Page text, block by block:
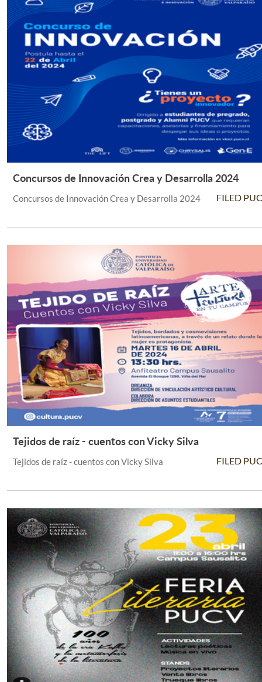
Leer Más +
Concursos de Innovación Crea y Desarrolla 2024
Concursos de Innovación Crea y Desarrolla 2024 FILED
Leer Más +
Tejidos de raíz - cuentos con Vicky Silva
Tejidos de raíz - cuentos con Vicky Silva FILED